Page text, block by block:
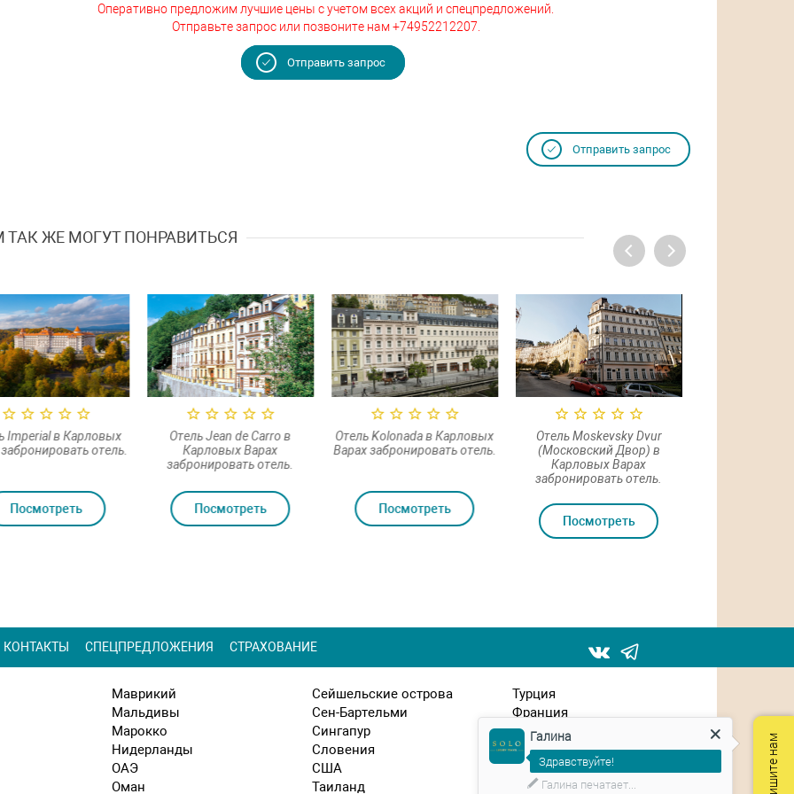
Оперативно предложим лучшие цены с учетом всех акций и спецпредложений.
Отправьте запрос или позвоните нам +74952212207.
Отправить запрос
Отправить запрос
ТАК ЖЕ МОГУТ ПОНРАВИТЬСЯ
Imperial в Карловых
отель.
Посмотреть
Отель Jean de Carro в
Карловых Варах
забронировать отель.
Посмотреть
Отель Kolonada в Карловых
Варах забронировать отель.
Посмотреть
Отель Moskevsky Dvur
(Московский Двор) в
Карловых Варах
забронировать отель.
Посмотреть
КОНТАКТЫ СПЕЦПРЕДЛОЖЕНИЯ СТРАХОВАНИЕ
Маврикий
Мальдивы
Марокко
Нидерланды
ОАЭ
Оман
Сейшельские острова
Сен-Бартельми
Сингапур
Словения
США
Таиланд
Турция
Франция
Чехия
Швейцария
ЮАР
Япония
Галина
Здравствуйте!
Планируете путешествие?